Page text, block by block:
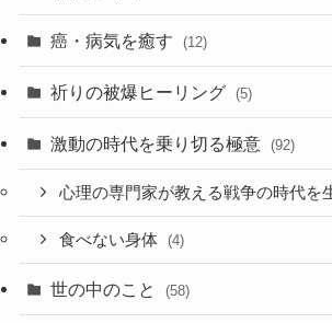
癌・病気を癒す (12)
祈りの被爆ヒーリング (5)
激動の時代を乗り切る極意 (92)
心理の専門家が教える戦争の時代を
食べない身体 (4)
世の中のこと (58)